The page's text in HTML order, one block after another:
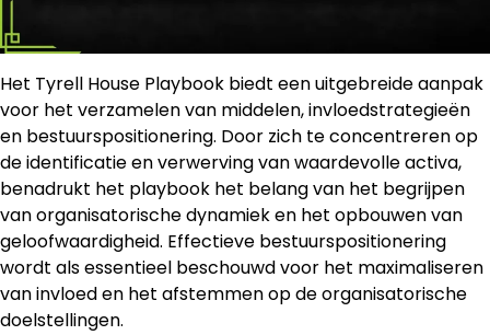
Het Tyrell House Playbook biedt een uitgebreide aanpak
voor het verzamelen van middelen, invloedstrategieën
en bestuurspositionering. Door zich te concentreren op
de identificatie en verwerving van waardevolle activa,
benadrukt het playbook het belang van het begrijpen
van organisatorische dynamiek en het opbouwen van
geloofwaardigheid. Effectieve bestuurspositionering
wordt als essentieel beschouwd voor het maximaliseren
van invloed en het afstemmen op de organisatorische
doelstellingen.